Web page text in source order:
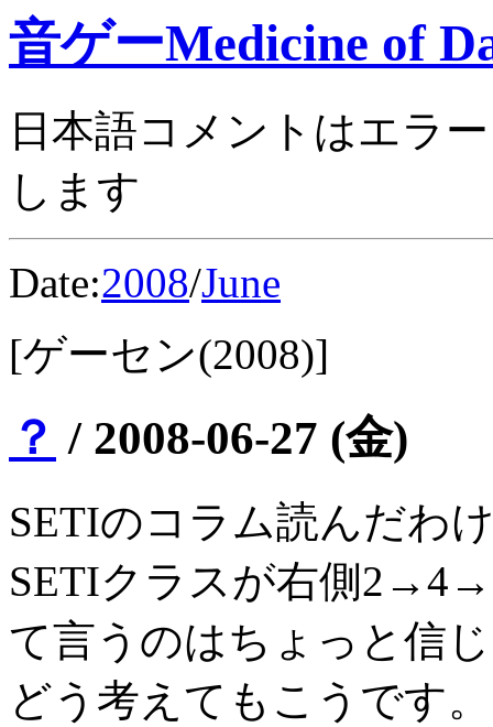
音ゲーMedicine of
日本語コメントはエラ
します
Date:2008/June
[ゲーセン(2008)]
？ / 2008-06-27 (金)
SETIのコラム読んだわ
SETIクラスが右側
て言うのはちょっと信
どう考えてもこうです。